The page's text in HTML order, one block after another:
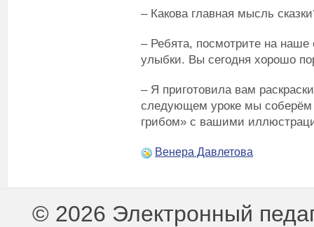
– Какова главная мысль
– Ребята, посмотрите на
улыбки. Вы сегодня хорошо
– Я приготовила вам
следующем уроке мы соберём
грибом» с вашими
Венера Давлетова
© 2026 Электронный